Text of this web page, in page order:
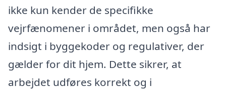
ikke kun kender de specifikke
vejrfænomener i området, men også har
indsigt i byggekoder og regulativer, der
gælder for dit hjem. Dette sikrer, at
arbejdet udføres korrekt og i